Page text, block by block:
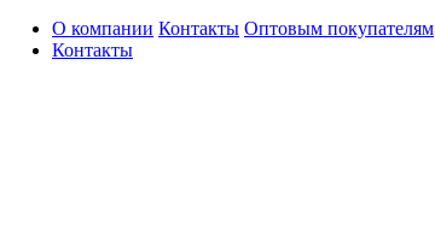
О компании
Контакты
Контакты Оптовым покупателям